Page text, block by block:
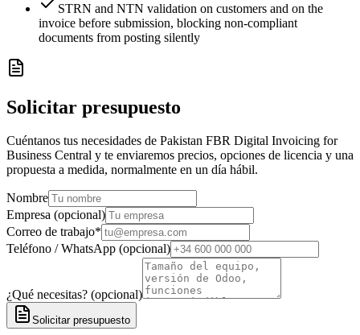
STRN and NTN validation on customers and on the
invoice before submission, blocking non-compliant
documents from posting silently
Solicitar presupuesto
Cuéntanos tus necesidades de Pakistan FBR Digital Invoicing for
Business Central y te enviaremos precios, opciones de licencia y una
propuesta a medida, normalmente en un día hábil.
Nombre
Empresa (opcional)
Correo de trabajo*
Teléfono / WhatsApp (opcional)
¿Qué necesitas? (opcional)
Solicitar presupuesto